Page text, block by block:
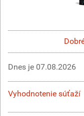
Dnes je 07.08.2026
Vyhodnotenie súťaží